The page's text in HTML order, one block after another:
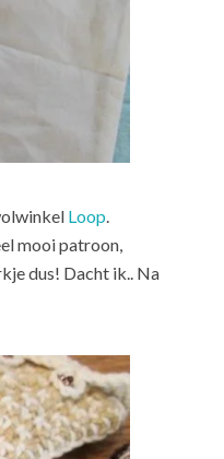
Loop.
mooi patroon,
dus! Dacht ik.. Na